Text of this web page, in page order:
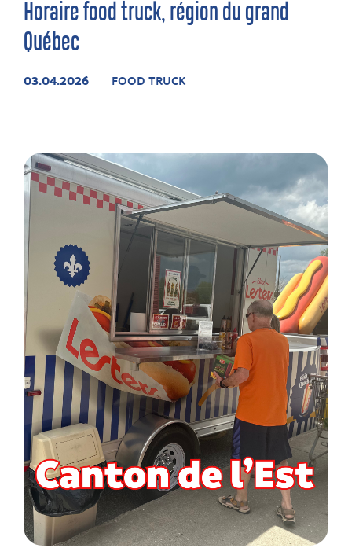
Horaire food truck, région du grand
Québec
03.04.2026 FOOD TRUCK